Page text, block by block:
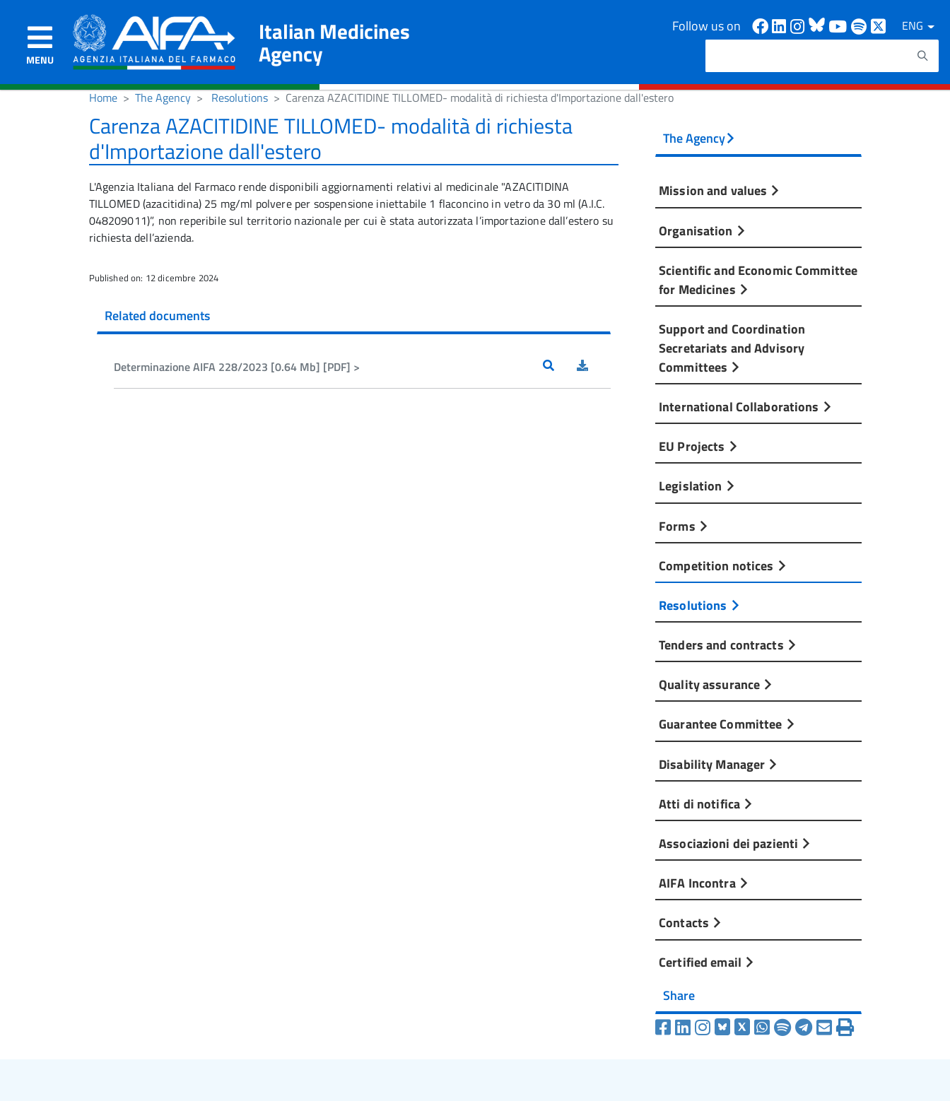
MENU
Italian Medicines
Agency
Follow us on Facebook
Linkedin
Instagram
Bluesky
Youtube
Spotify
ENGSearch
Home The Agency Resolutions Carenza AZACITIDINE TILLOMED- modalità di richiesta d'Importazione dall'estero
Carenza AZACITIDINE TILLOMED- modalità di richiesta
d'Importazione dall'estero
L'Agenzia Italiana del Farmaco rende disponibili aggiornamenti relativi al medicinale "AZACITIDINA
TILLOMED (azacitidina) 25 mg/ml polvere per sospensione iniettabile 1 flaconcino in vetro da 30 ml (A.I.C.
048209011)”, non reperibile sul territorio nazionale per cui è stata autorizzata l’importazione dall’estero su
richiesta dell’azienda.
Published on: 12 dicembre 2024
Related documents
Determinazione AIFA 228/2023 [0.64 Mb] [PDF] >
The Agency
Mission and values
Organisation
Scientific and Economic Committee
for Medicines
Support and Coordination
Secretariats and Advisory
Committees
International Collaborations
EU Projects
Legislation
Forms
Competition notices
Resolutions
Tenders and contracts
Quality assurance
Guarantee Committee
Disability Manager
Atti di notifica
Associazioni dei pazienti
AIFA Incontra
Contacts
Certified email
Share